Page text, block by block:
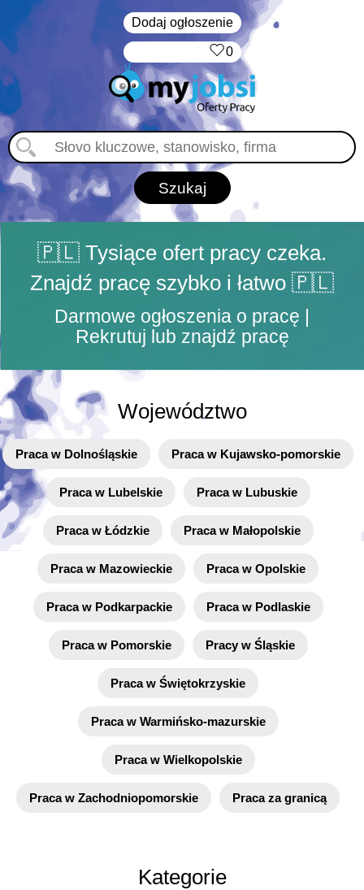
Dodaj ogłoszenie
0
🇵🇱 Tysiące ofert pracy czeka.
Znajdź pracę szybko i łatwo 🇵🇱
Darmowe ogłoszenia o pracę |
Rekrutuj lub znajdź pracę
Województwo
Praca w Dolnośląskie Praca w Kujawsko-pomorskie
Praca w Lubelskie Praca w Lubuskie
Praca w Łódzkie Praca w Małopolskie
Praca w Mazowieckie Praca w Opolskie
Praca w Podkarpackie Praca w Podlaskie
Praca w Pomorskie Pracy w Śląskie
Praca w Świętokrzyskie
Praca w Warmińsko-mazurskie
Praca w Wielkopolskie
Praca w Zachodniopomorskie Praca za granicą
Kategorie